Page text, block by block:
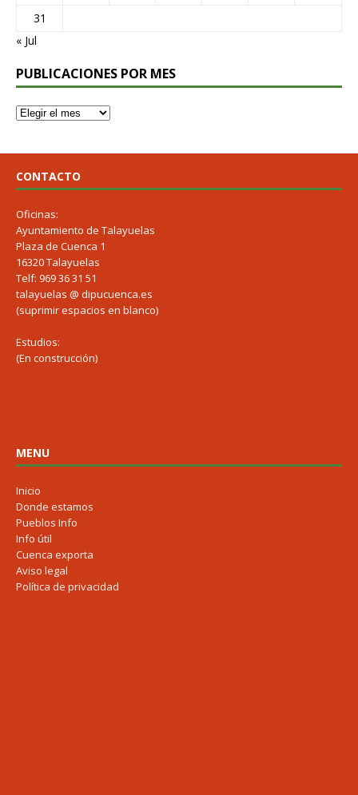
31
« Jul
PUBLICACIONES POR MES
CONTACTO
Oficinas:
Ayuntamiento de Talayuelas
Plaza de Cuenca 1
16320 Talayuelas
Telf: 969 36 31 51
talayuelas @ dipucuenca.es
(suprimir espacios en blanco)
Estudios:
(En construcción)
MENU
Inicio
Donde estamos
Pueblos Info
Info útil
Cuenca exporta
Aviso legal
Política de privacidad